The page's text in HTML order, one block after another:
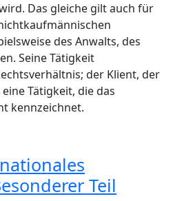
Das gleiche gilt auch für
des Anwalts, des
Seine Tätigkeit
der Klient, der
Tätigkeit, die das
kennzeichnet.
Teil